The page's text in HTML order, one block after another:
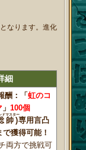
なります。進化
細
酬：「虹のコ
」100個
帥)
ドマスター
専用言凸
獲得可能！
両方で挑戦可